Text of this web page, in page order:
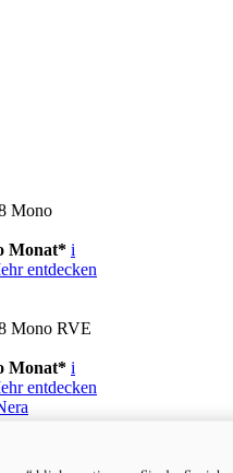
Mono
Monat* i
entdecken
Mono RVE
Monat* i
entdecken